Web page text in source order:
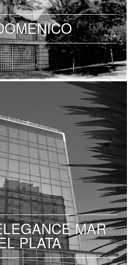
MAR
PLATA